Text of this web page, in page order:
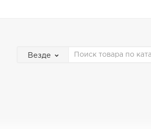
Везде